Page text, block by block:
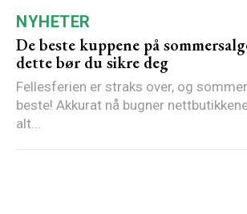
NYHETER
De beste kuppene på
dette bør du sikre deg
Fellesferien er straks over, og
beste! Akkurat nå bugner
alt...